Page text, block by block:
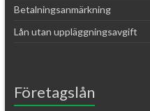
Betalningsanmärkning
Lån utan uppläggningsavgift
Företagslån